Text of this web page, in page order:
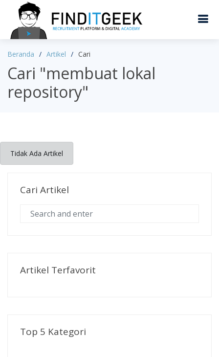
Beranda Artikel Cari
Cari "membuat lokal
repository"
Tidak Ada Artikel
Cari Artikel
Artikel Terfavorit
Top 5 Kategori